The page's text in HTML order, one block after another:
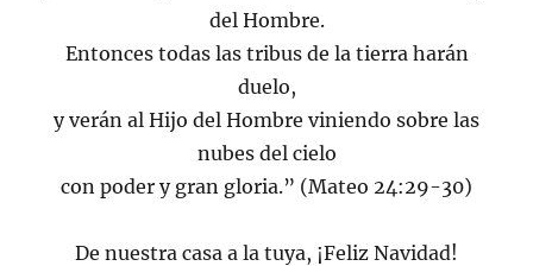
del Hombre.
Entonces todas las tribus de la tierra harán
duelo,
y verán al Hijo del Hombre viniendo sobre las
nubes del cielo
con poder y gran gloria.” (Mateo 24:29-30)
De nuestra casa a la tuya, ¡Feliz Navidad!